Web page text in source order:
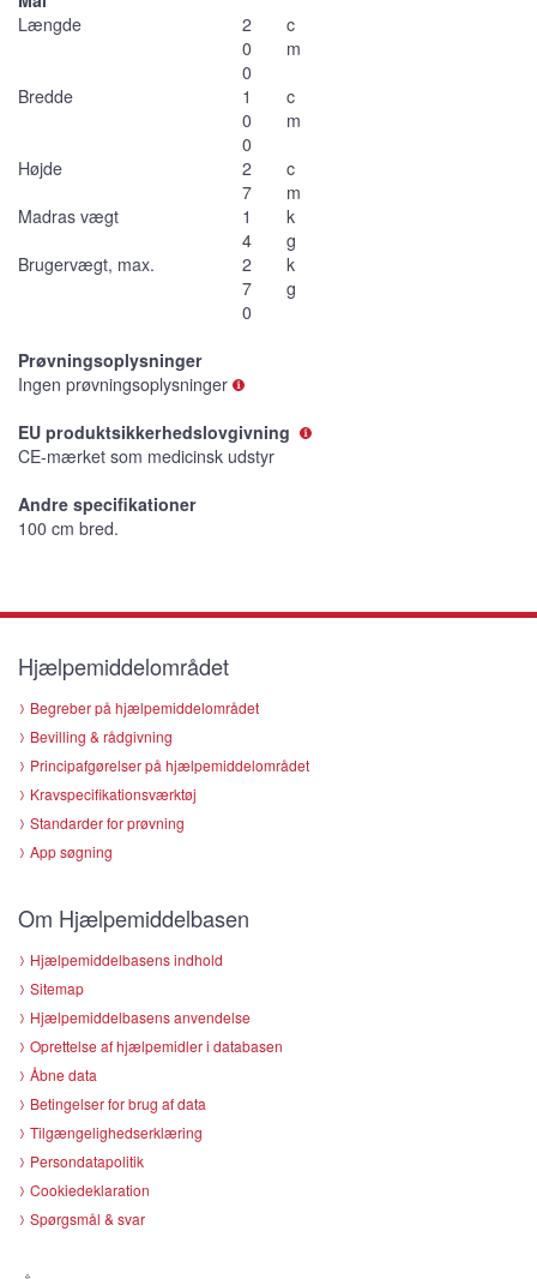
Længde
2
0
0
c
m
Bredde
1
0
0
c
m
Højde
2
7
c
m
Madras vægt
1
4
k
g
Brugervægt, max.
2
7
0
k
g
Prøvningsoplysninger
Ingen prøvningsoplysninger
EU produktsikkerhedslovgivning
CE-mærket som medicinsk udstyr
Andre specifikationer
100 cm bred.
Hjælpemiddelområdet
Begreber på hjælpemiddelområdet
Bevilling & rådgivning
Principafgørelser på hjælpemiddelområdet
Kravspecifikationsværktøj
Standarder for prøvning
App søgning
Om Hjælpemiddelbasen
Hjælpemiddelbasens indhold
Sitemap
Hjælpemiddelbasens anvendelse
Oprettelse af hjælpemidler i databasen
Åbne data
Betingelser for brug af data
Tilgængelighedserklæring
Persondatapolitik
Cookiedeklaration
Spørgsmål & svar